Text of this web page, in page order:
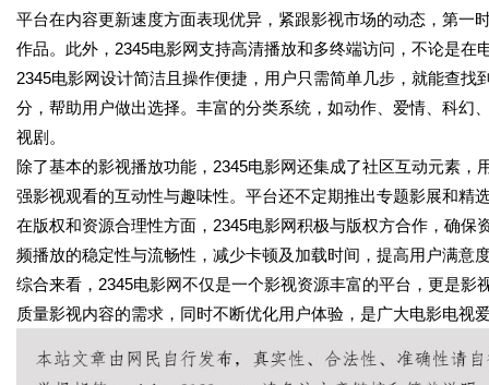
平台在内容更新速度方面表现优异，紧跟影视市场的动态，第一
作品。此外，2345电影网支持高清播放和多终端访问，不论是
2345电影网设计简洁且操作便捷，用户只需简单几步，就能查
分，帮助用户做出选择。丰富的分类系统，如动作、爱情、科幻
视剧。
除了基本的影视播放功能，2345电影网还集成了社区互动元素
强影视观看的互动性与趣味性。平台还不定期推出专题影展和精
在版权和资源合理性方面，2345电影网积极与版权方合作，确
频播放的稳定性与流畅性，减少卡顿及加载时间，提高用户满意
综合来看，2345电影网不仅是一个影视资源丰富的平台，更是
质量影视内容的需求，同时不断优化用户体验，是广大电影电视